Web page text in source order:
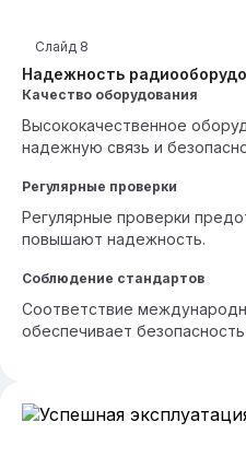
Надежность
Слайд 8
Качество оборудования
Высококачественное
надежную связь и
Регулярные проверки
Регулярные проверки
повышают надежность.
Соблюдение стандартов
Соответствие
обеспечивает